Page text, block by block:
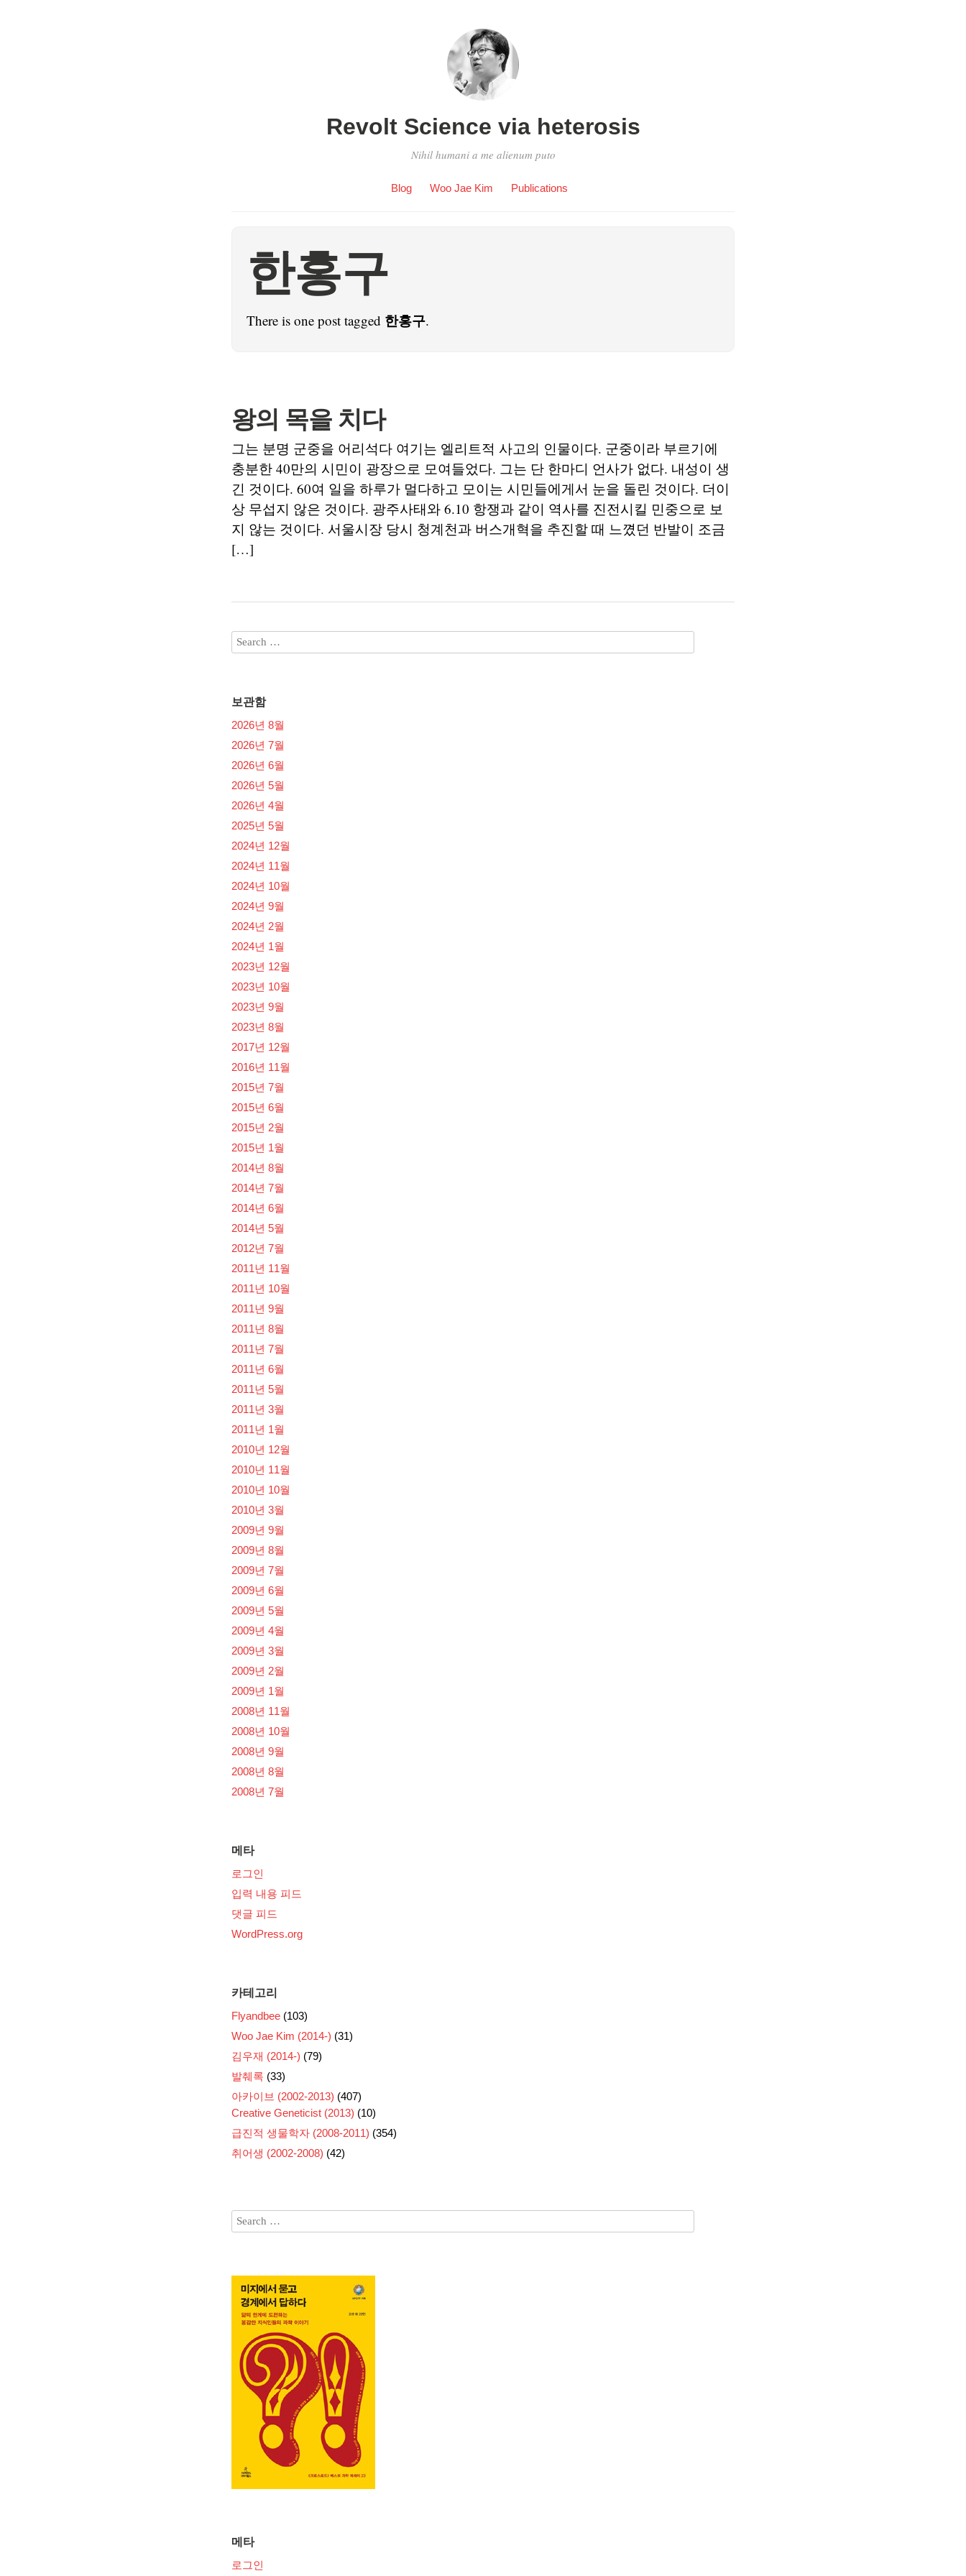
Revolt Science via heterosis
Nihil humani a me alienum puto
Blog Woo Jae Kim Publications
한홍구
There is one post tagged 한홍구.
왕의 목을 치다
그는 분명 군중을 어리석다 여기는 엘리트적 사고의 인물이다. 군중이라 부르기에
충분한 40만의 시민이 광장으로 모여들었다. 그는 단 한마디 언사가 없다. 내성이 생
긴 것이다. 60여 일을 하루가 멀다하고 모이는 시민들에게서 눈을 돌린 것이다. 더이
상 무섭지 않은 것이다. 광주사태와 6.10 항쟁과 같이 역사를 진전시킬 민중으로 보
지 않는 것이다. 서울시장 당시 청계천과 버스개혁을 추진할 때 느꼈던 반발이 조금
[…]
보관함
2026년 8월
2026년 7월
2026년 6월
2026년 5월
2026년 4월
2025년 5월
2024년 12월
2024년 11월
2024년 10월
2024년 9월
2024년 2월
2024년 1월
2023년 12월
2023년 10월
2023년 9월
2023년 8월
2017년 12월
2016년 11월
2015년 7월
2015년 6월
2015년 2월
2015년 1월
2014년 8월
2014년 7월
2014년 6월
2014년 5월
2012년 7월
2011년 11월
2011년 10월
2011년 9월
2011년 8월
2011년 7월
2011년 6월
2011년 5월
2011년 3월
2011년 1월
2010년 12월
2010년 11월
2010년 10월
2010년 3월
2009년 9월
2009년 8월
2009년 7월
2009년 6월
2009년 5월
2009년 4월
2009년 3월
2009년 2월
2009년 1월
2008년 11월
2008년 10월
2008년 9월
2008년 8월
2008년 7월
메타
로그인
입력 내용 피드
댓글 피드
WordPress.org
카테고리
Flyandbee (103)
Woo Jae Kim (2014-) (31)
김우재 (2014-) (79)
발췌록 (33)
아카이브 (2002-2013) (407)
Creative Geneticist (2013) (10)
급진적 생물학자 (2008-2011) (354)
취어생 (2002-2008) (42)
메타
로그인